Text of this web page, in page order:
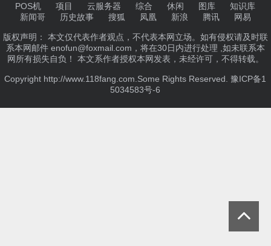
POS机 项目 云服务器 综合 休闲 图库
知识库
新闻哥
历史故事 搜狐 凤凰 新浪 腾讯 网易
版权声明： 本文仅代表作者观点，不代表本网立场。如有侵权请及时联
系本网邮件 enofun@foxmail.com，将在30日内进行处理 ,如未联系本
网所有损失自负！ 本文系作者授权本网发表，未经许可，不得转载。
Copyright http://www.118fang.com.Some Rights Reserved.豫ICP备1
5034583号-6